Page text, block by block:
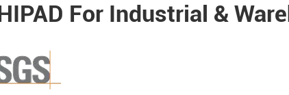
For Industrial &